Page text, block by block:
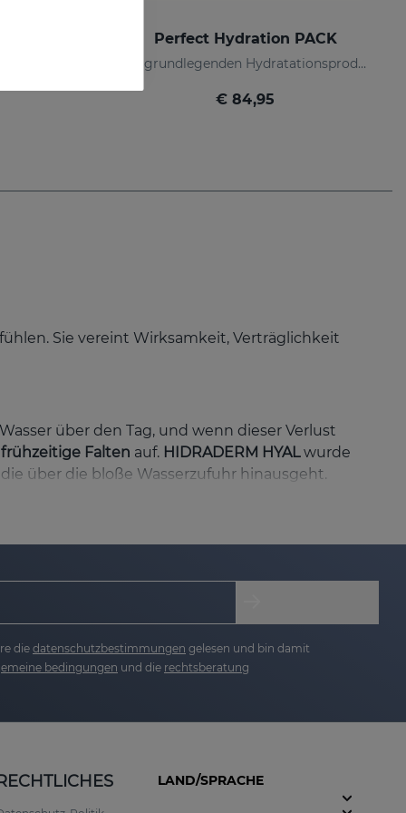
Perfect Hydration PACK
Ihre grundlegenden Hydratationsprodukte in einer Pack
€ 84,95
Sie vereint Wirksamkeit, Verträglichkeit
über den Tag, und wenn dieser Verlust
frühzeitige Falten auf. HIDRADERM HYALwurde
über die bloße Wasserzufuhr hinausgeht.
ihr eigenes Gewicht an Wasserzu halten,
diedatenschutzbestimmungen gelesen und bin damit
bedingungen und die rechtsberatung
LAND/SPRACHE